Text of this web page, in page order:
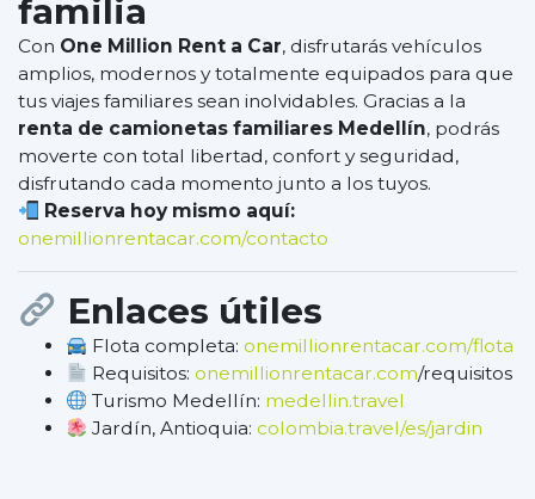
familia
Con One Million Rent a Car, disfrutarás vehículos
amplios, modernos y totalmente equipados para que
tus viajes familiares sean inolvidables. Gracias a la
renta de camionetas familiares Medellín, podrás
moverte con total libertad, confort y seguridad,
disfrutando cada momento junto a los tuyos.
Reserva hoy mismo aquí:
onemillionrentacar.com/contacto
Enlaces útiles
Flota completa: onemillionrentacar.com/flota
Requisitos: onemillionrentacar.com/requisitos
Turismo Medellín: medellin.travel
Jardín, Antioquia: colombia.travel/es/jardin